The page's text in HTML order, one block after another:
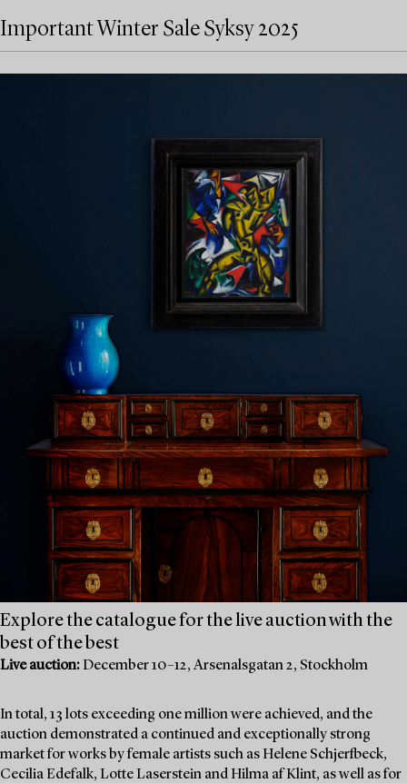
Important Winter Sale Syksy 2025
Explore the catalogue for the live auction with the
best of the best
Live auction: December 10–12, Arsenalsgatan 2, Stockholm
In total, 13 lots exceeding one million were achieved, and the
auction demonstrated a continued and exceptionally strong
market for works by female artists such as Helene Schjerfbeck,
Cecilia Edefalk, Lotte Laserstein and Hilma af Klint, as well as for